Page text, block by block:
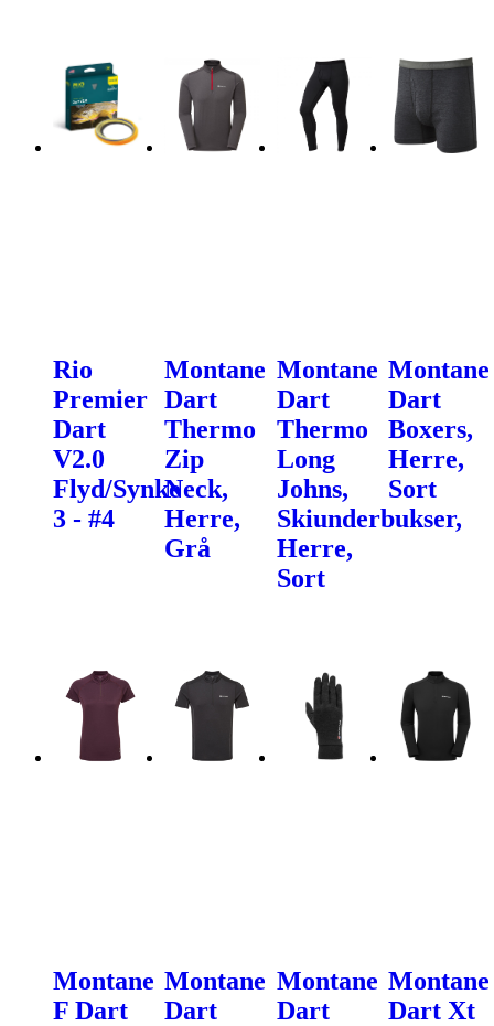
Rio
Premier
Dart
V2.0
Flyd/Synke
3 - #4
Montane
Dart
Thermo
Zip
Neck,
Herre,
Grå
Montane
Dart
Thermo
Long
Johns,
Skiunderbukser,
Herre,
Sort
Montane
Dart
Boxers,
Herre,
Sort
Montane
F Dart
Montane
Dart
Montane
Dart
Montane
Dart Xt